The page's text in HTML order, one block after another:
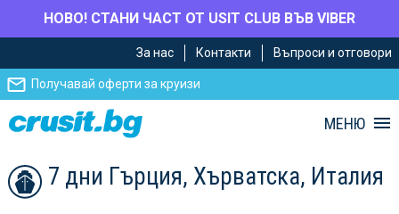
НОВО! СТАНИ ЧАСТ ОТ USIT CLUB ВЪВ VIBER
главното
съдържание
Навигацията
За нас Контакти Въпроси и отговори
Получавай оферти за круизи
МЕНЮ
7 дни Гърция, Хърватска, Италия